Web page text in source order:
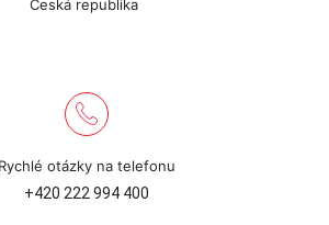
Česká republika
Rychlé otázky na telefonu
+420 222 994 400